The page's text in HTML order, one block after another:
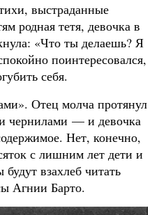
выстраданные
родная тетя, девочка в
«Что ты делаешь? Я
поинтересовался,
себя.
Отец молча протянул
чернилами — и девочка
Нет, конечно,
с лишним лет дети и
взахлеб читать
Агнии Барто.